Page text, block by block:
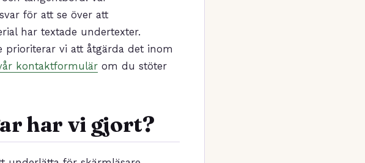
för att se över att
har textade undertexter.
prioriterar vi att åtgärda det inom
kontaktformulär om du stöter
har vi gjort?